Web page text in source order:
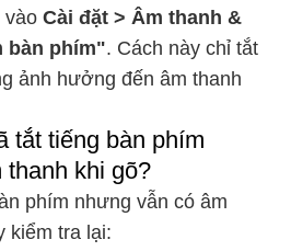
vào Cài đặt > Âm thanh &
bàn phím". Cách này chỉ tắt
ảnh hưởng đến âm thanh
tắt tiếng bàn phím
khi gõ?
phím nhưng vẫn có âm
kiểm tra lại: